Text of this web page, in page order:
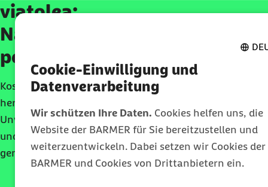
Cookie-Einwilligung und
Datenverarbeitung
Wir schützen Ihre Daten. Cookies helfen uns, die
Website der BARMER für Sie bereitzustellen und
weiterzuentwickeln. Dabei setzen wir Cookies der
BARMER und Cookies von Drittanbietern ein.
viatolea:
per App entdecken
Kostenlos für Barmer Mitglieder: Finde mit viatolea
heraus, was dir wirklich guttut. Erkenne
Unverträglichkeiten, erhalte smarte Ernährungstipps
und lerne Schritt für Schritt, Essen wieder entspannt zu
genießen.